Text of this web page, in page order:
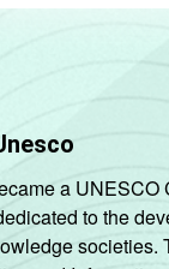
a UNESCO
to the
societies.